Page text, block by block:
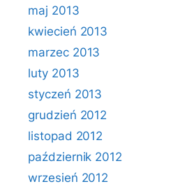
maj 2013
kwiecień 2013
marzec 2013
luty 2013
styczeń 2013
grudzień 2012
listopad 2012
październik 2012
wrzesień 2012